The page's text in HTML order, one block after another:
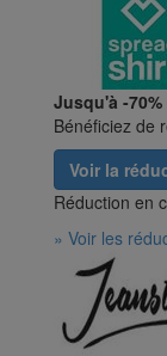
Jusqu'à -
Bénéficiez de
Voir la
Réduction en
» Voir les